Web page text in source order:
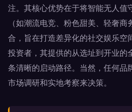
注。其核心优势在于将智能无人值
（如潮流电竞、粉色甜美、轻奢
合，旨在打造差异化的社交娱乐空
投资者，其提供的从选址到开业的
条清晰的启动路径。当然，任何品
市场调研和实地考察来决策。